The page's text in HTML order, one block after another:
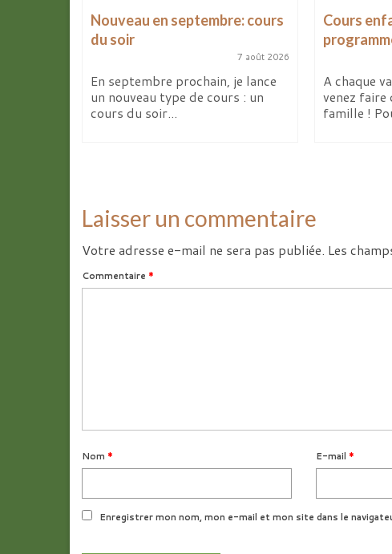
Nouveau en septembre: cours
du soir
7 août 2026
En septembre prochain, je lance
un nouveau type de cours : un
cours du soir...
Cours
A chaque
venez faire
famille !
Laisser un commentaire
Votre adresse e-mail ne sera pas publiée. Les
Commentaire *
Nom * E-mail *
Enregistrer mon nom, mon e-mail et mon site dans le